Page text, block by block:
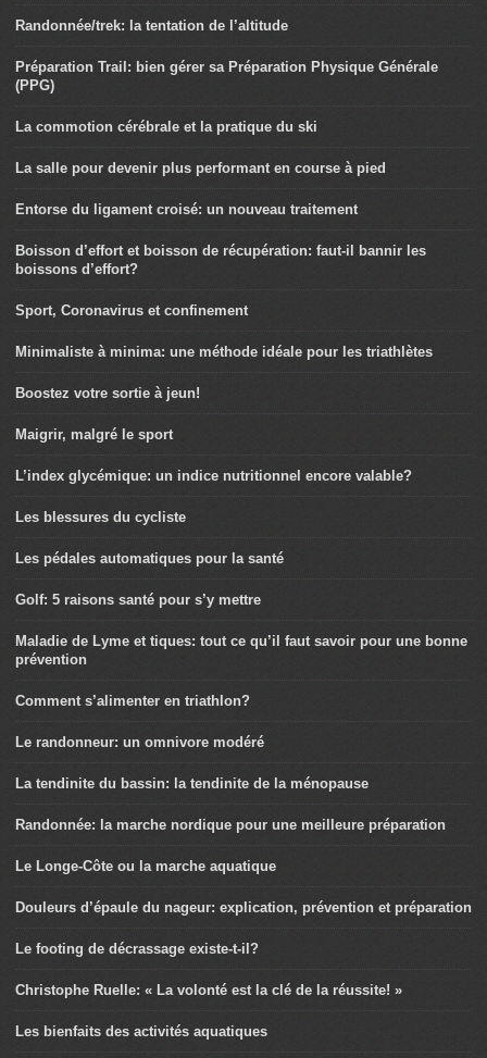
Randonnée/trek: la tentation de l’altitude
Préparation Trail: bien gérer sa Préparation Physique Générale
(PPG)
La commotion cérébrale et la pratique du ski
La salle pour devenir plus performant en course à pied
Entorse du ligament croisé: un nouveau traitement
Boisson d’effort et boisson de récupération: faut-il bannir les
boissons d’effort?
Sport, Coronavirus et confinement
Minimaliste à minima: une méthode idéale pour les triathlètes
Boostez votre sortie à jeun!
Maigrir, malgré le sport
L’index glycémique: un indice nutritionnel encore valable?
Les blessures du cycliste
Les pédales automatiques pour la santé
Golf: 5 raisons santé pour s’y mettre
Maladie de Lyme et tiques: tout ce qu’il faut savoir pour une bonne
prévention
Comment s’alimenter en triathlon?
Le randonneur: un omnivore modéré
La tendinite du bassin: la tendinite de la ménopause
Randonnée: la marche nordique pour une meilleure préparation
Le Longe-Côte ou la marche aquatique
Douleurs d’épaule du nageur: explication, prévention et préparation
Le footing de décrassage existe-t-il?
Christophe Ruelle: « La volonté est la clé de la réussite! »
Les bienfaits des activités aquatiques